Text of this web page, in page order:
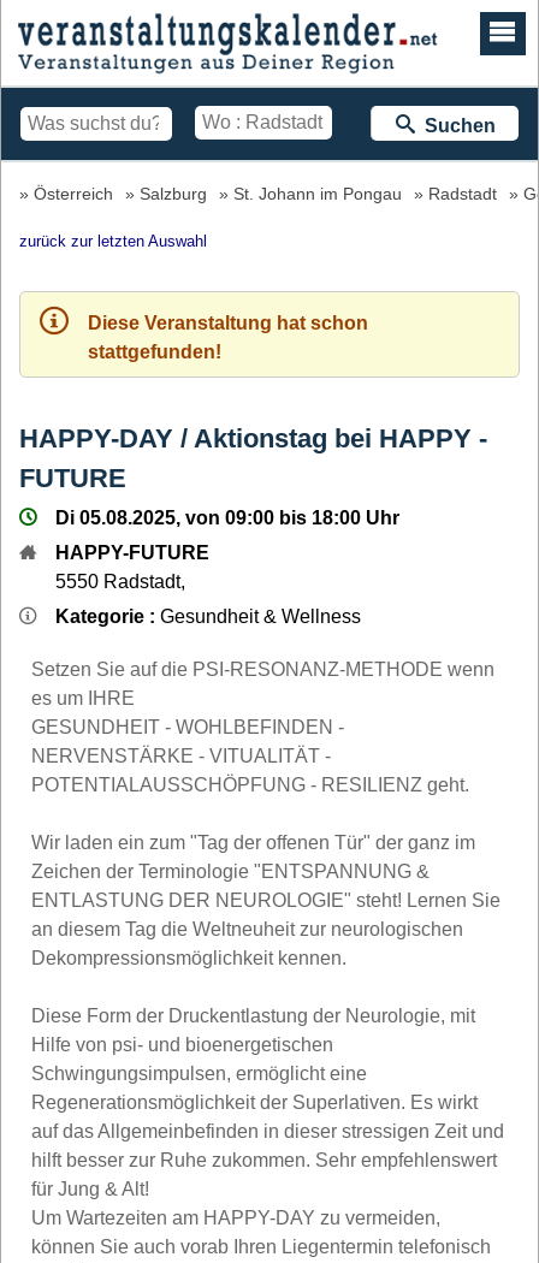
Suchen
Österreich Salzburg St. Johann im Pongau Radstadt
zurück zur letzten Auswahl
Diese Veranstaltung hat schon
stattgefunden!
HAPPY-DAY / Aktionstag bei HAPPY -
FUTURE
Di 05.08.2025, von 09:00 bis 18:00 Uhr
HAPPY-FUTURE
5550 Radstadt,
Kategorie : Gesundheit & Wellness
Setzen Sie auf die PSI-RESONANZ-METHODE wenn
es um IHRE
GESUNDHEIT - WOHLBEFINDEN -
NERVENSTÄRKE - VITUALITÄT -
POTENTIALAUSSCHÖPFUNG - RESILIENZ geht.
Wir laden ein zum "Tag der offenen Tür" der ganz im
Zeichen der Terminologie "ENTSPANNUNG &
ENTLASTUNG DER NEUROLOGIE" steht! Lernen Sie
an diesem Tag die Weltneuheit zur neurologischen
Dekompressionsmöglichkeit kennen.
Diese Form der Druckentlastung der Neurologie, mit
Hilfe von psi- und bioenergetischen
Schwingungsimpulsen, ermöglicht eine
Regenerationsmöglichkeit der Superlativen. Es wirkt
auf das Allgemeinbefinden in dieser stressigen Zeit und
hilft besser zur Ruhe zukommen. Sehr empfehlenswert
für Jung & Alt!
Um Wartezeiten am HAPPY-DAY zu vermeiden,
können Sie auch vorab Ihren Liegentermin telefonisch